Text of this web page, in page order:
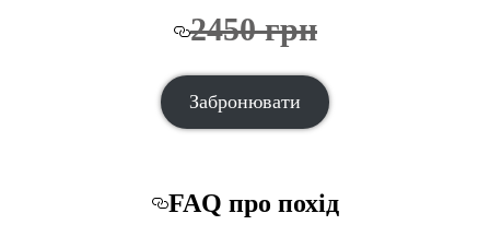
2450 грн
Забронювати
FAQ про похід